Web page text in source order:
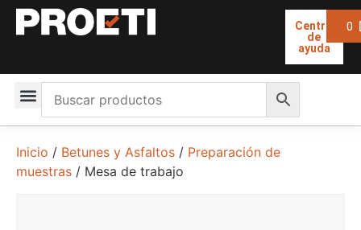
Centro
de
ayuda
0
Inicio / Betunes y Asfaltos / Preparación de
muestras / Mesa de trabajo